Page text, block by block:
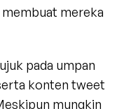
mereka
pada umpan
konten tweet
mungkin